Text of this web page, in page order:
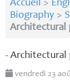
Accueil >
Biography>
Architectural
-
vendredi 23